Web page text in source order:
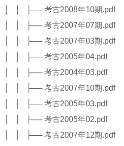
│ │ ├── 考古2008年10期.pdf
│ │ ├── 考古2007年07期.pdf
│ │ ├── 考古2007年03期.pdf
│ │ ├── 考古2005年04.pdf
│ │ ├── 考古2004年03.pdf
│ │ ├── 考古2007年10期.pdf
│ │ ├── 考古2005年03.pdf
│ │ ├── 考古2005年02.pdf
│ │ ├── 考古2007年12期.pdf